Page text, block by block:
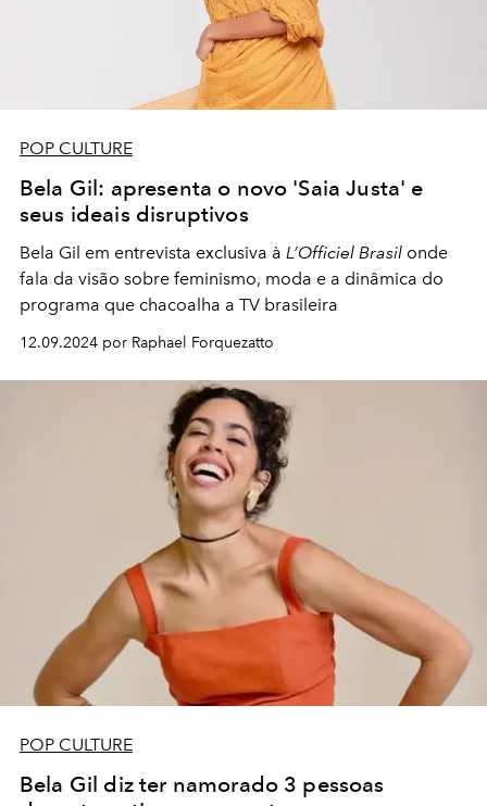
POP CULTURE
Bela Gil: apresenta o novo 'Saia Justa' e
seus ideais disruptivos
Bela Gil em entrevista exclusiva à L’Officiel Brasil onde
fala da visão sobre feminismo, moda e a dinâmica do
programa que chacoalha a TV brasileira
12.09.2024 por Raphael Forquezatto
POP CULTURE
Bela Gil diz ter namorado 3 pessoas